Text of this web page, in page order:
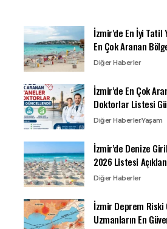
İzmir’de En İyi
En Çok Aranan
Diğer Haberler
İzmir’de En Çok
Doktorlar Listesi
Diğer HaberlerYaşam
İzmir’de Denize
2026 Listesi
Diğer Haberler
İzmir Deprem
Uzmanların En